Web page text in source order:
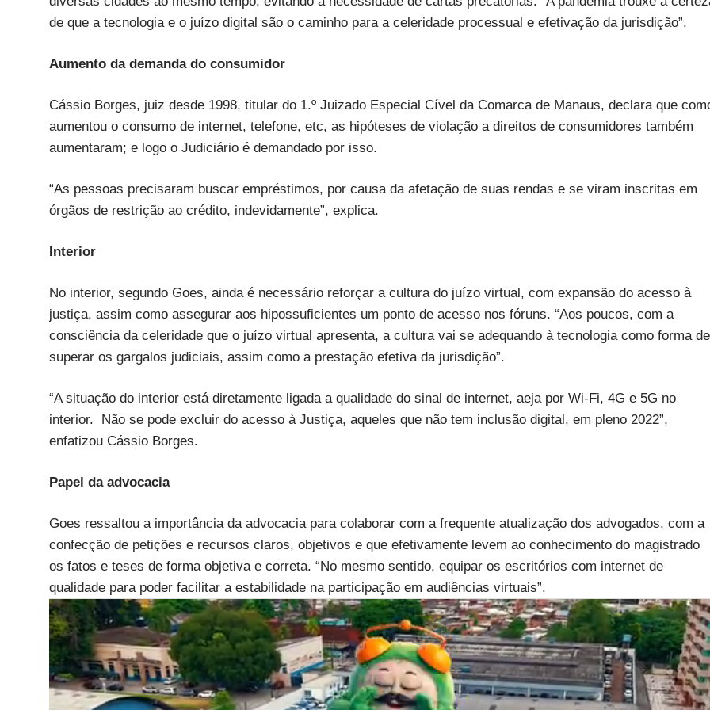
de que a tecnologia e o juízo digital são o caminho para a celeridade processual e efetivação da jurisdição”.
Aumento da demanda do consumidor
Cássio Borges, juiz desde 1998, titular do 1.º Juizado Especial Cível da Comarca de Manaus, declara que
aumentou o consumo de internet, telefone, etc, as hipóteses de violação a direitos de consumidores também
aumentaram; e logo o Judiciário é demandado por isso.
“As pessoas precisaram buscar empréstimos, por causa da afetação de suas rendas e se viram inscritas em
órgãos de restrição ao crédito, indevidamente”, explica.
Interior
No interior, segundo Goes, ainda é necessário reforçar a cultura do juízo virtual, com expansão do acesso à
justiça, assim como assegurar aos hipossuficientes um ponto de acesso nos fóruns. “Aos poucos, com a
consciência da celeridade que o juízo virtual apresenta, a cultura vai se adequando à tecnologia como forma de
superar os gargalos judiciais, assim como a prestação efetiva da jurisdição”.
“A situação do interior está diretamente ligada a qualidade do sinal de internet, aeja por Wi-Fi, 4G e 5G no
interior. Não se pode excluir do acesso à Justiça, aqueles que não tem inclusão digital, em pleno 2022”,
enfatizou Cássio Borges.
Papel da advocacia
Goes ressaltou a importância da advocacia para colaborar com a frequente atualização dos advogados, com a
confecção de petições e recursos claros, objetivos e que efetivamente levem ao conhecimento do magistrado
os fatos e teses de forma objetiva e correta. “No mesmo sentido, equipar os escritórios com internet de
qualidade para poder facilitar a estabilidade na participação em audiências virtuais”.